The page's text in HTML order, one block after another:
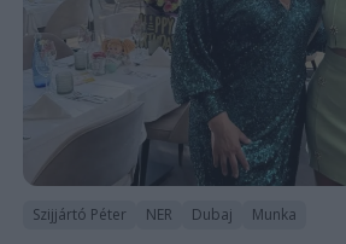
Szijjártó Péter NER Dubaj Munka